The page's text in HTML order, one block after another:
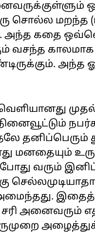
சொல்ல
அந்த கதை
வசந்த
அந்த
வரும்
அமைந்தது.
சரி அனைவரும்